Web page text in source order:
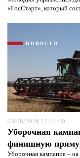
«ГосСтарт», который
НОВОСТИ
03/08/2026 17:14:00
Уборочная
финишную
Уборочная кампания –